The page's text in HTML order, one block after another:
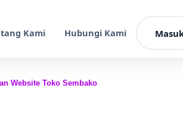
Kami Hubungi Kami
Website Toko Sembako